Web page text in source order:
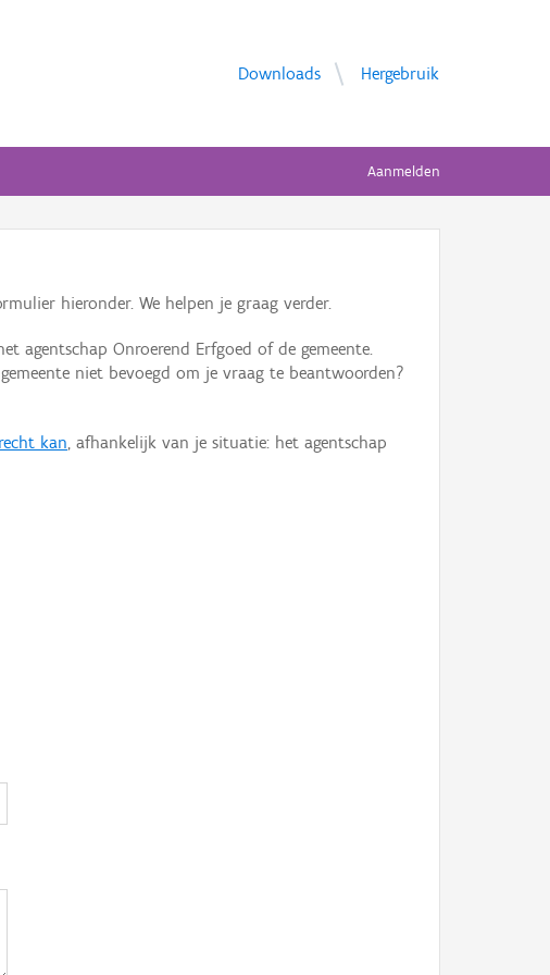
Downloads Hergebruik
Aanmelden
hieronder. We helpen je graag verder.
agentschap Onroerend Erfgoed of de gemeente.
niet bevoegd om je vraag te beantwoorden?
kan, afhankelijk van je situatie: het agentschap